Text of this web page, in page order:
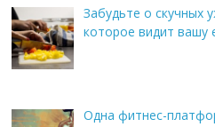
Забудьте о скучных
которое видит вашу
Одна фитнес-